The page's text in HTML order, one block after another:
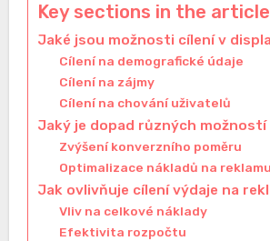
Key sections in the
Jaké jsou možnosti cílení v
Cílení na demografické údaje
Cílení na zájmy
Cílení na chování uživatelů
Jaký je dopad různých možností
Zvýšení konverzního poměru
Optimalizace nákladů na reklamu
Jak ovlivňuje cílení výdaje na
Vliv na celkové náklady
Efektivita rozpočtu